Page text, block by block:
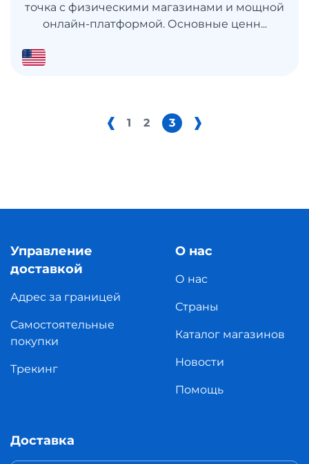
точка с физическими магазинами и мощной
онлайн-платформой. Основные ценн...
1 2 3
Управление
доставкой
Адрес за границей
Самостоятельные
покупки
Трекинг
О нас
О нас
Страны
Каталог магазинов
Новости
Помощь
Доставка